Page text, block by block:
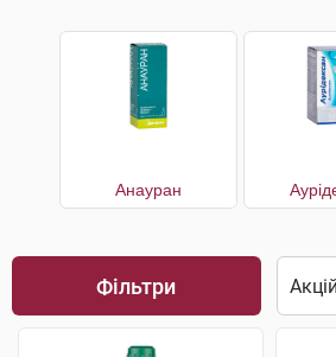
Анауран
Фільтри